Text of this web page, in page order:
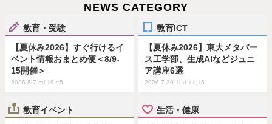
NEWS CATEGORY
教育・受験
【夏休み2026】すぐ行けるイ
ベント情報おまとめ便＜8/9-
15開催＞
2026.8.7 Fri 19:45
教育ICT
【夏休み2026】東大メタバー
ス工学部、生成AIなどジュニ
ア講座6選
2026.7.30 Thu 11:15
教育イベント 生活・健康